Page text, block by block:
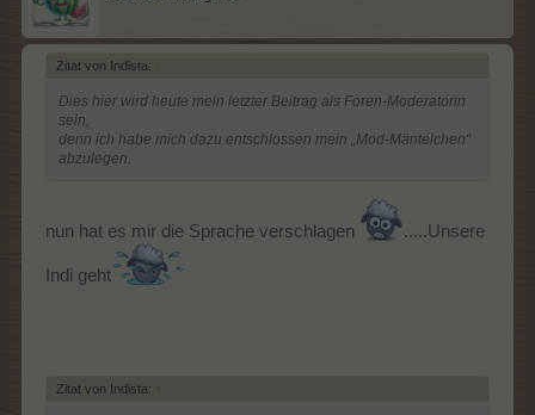
Zitat von Indista: ↑
Dies hier wird heute mein letzter Beitrag als Foren-Moderatorin
sein,
denn ich habe mich dazu entschlossen mein „Mod-Mäntelchen“
abzulegen.
nun hat es mir die Sprache verschlagen .....Unsere
Indi geht
Zitat von Indista: ↑